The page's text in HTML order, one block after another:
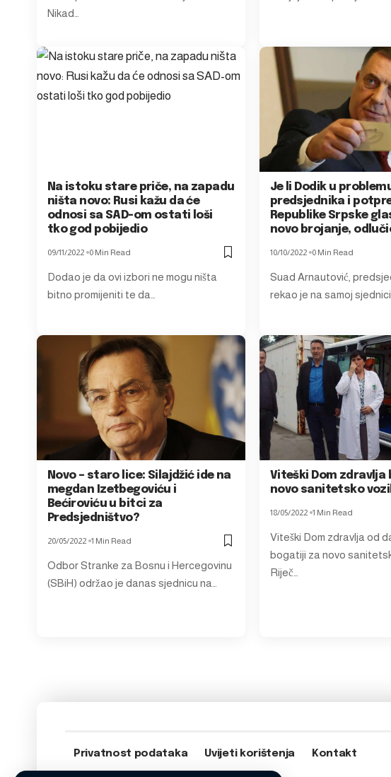
Nikad…
Na istoku stare priče, na zapadu
ništa novo: Rusi kažu da će
odnosi sa SAD-om ostati loši
tko god pobijedio
09/11/2022 0 Min Read
Dodao je da ovi izbori ne mogu ništa
bitno promijeniti te da…
Je li Dodik u
predsjednika i
Republike Srpske
novo brojanje,
10/10/2022 0 Min Read
Suad Arnautović,
rekao je na samoj sjednici
Novo – staro lice: Silajdžić ide na
megdan Izetbegoviću i
Bećiroviću u bitci za
Predsjedništvo?
20/05/2022 1 Min Read
Odbor Stranke za Bosnu i Hercegovinu
(SBiH) održao je danas sjednicu na…
Viteški Dom zdravlja
novo sanitetsko
18/05/2022 1 Min Read
Viteški Dom zdravlja od
bogatiji za novo
Riječ…
Privatnost podataka Uvijeti korištenja Kontakt